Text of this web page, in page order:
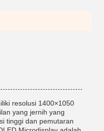
resolusi 1400×1050
yang jernih yang
tinggi dan pemutaran